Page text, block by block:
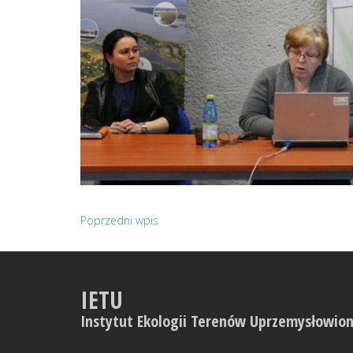
Poprzedni wpis
IETU
Instytut Ekologii Terenów